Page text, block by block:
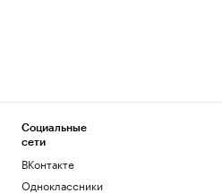
Социальные
сети
ВКонтакте
Одноклассники